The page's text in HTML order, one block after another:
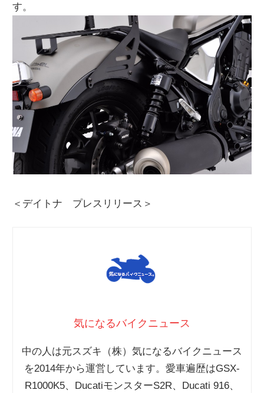
す。
＜デイトナ プレスリリース＞
気になるバイクニュース
中の人は元スズキ（株）気になるバイクニュース
を2014年から運営しています。愛車遍歴はGSX-
R1000K5、DucatiモンスターS2R、Ducati 916、